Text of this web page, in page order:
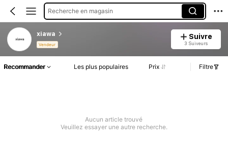
Recherche en magasin
xiawa
Vendeur
Suivre
3 Suiveurs
Recommander Les plus populaires Prix Filtre
Aucun article trouvé
Veuillez essayer une autre recherche.